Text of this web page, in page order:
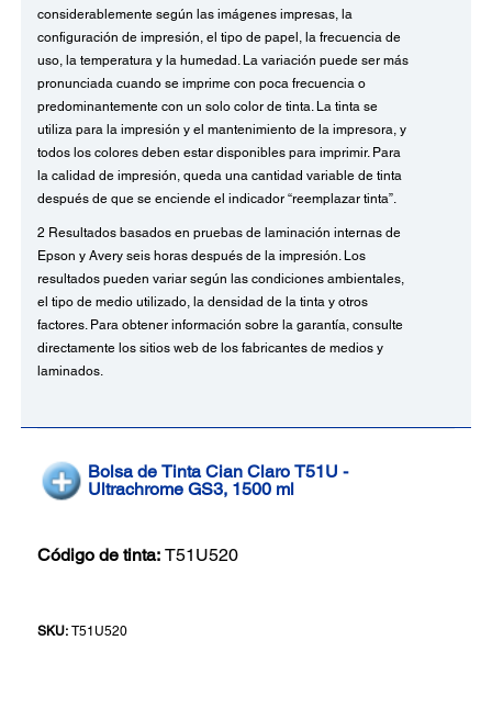
considerablemente según las imágenes impresas, la
configuración de impresión, el tipo de papel, la frecuencia de
uso, la temperatura y la humedad. La variación puede ser más
pronunciada cuando se imprime con poca frecuencia o
predominantemente con un solo color de tinta. La tinta se
utiliza para la impresión y el mantenimiento de la impresora, y
todos los colores deben estar disponibles para imprimir. Para
la calidad de impresión, queda una cantidad variable de tinta
después de que se enciende el indicador “reemplazar tinta”.
2 Resultados basados ​​en pruebas de laminación internas de
Epson y Avery seis horas después de la impresión. Los
resultados pueden variar según las condiciones ambientales,
el tipo de medio utilizado, la densidad de la tinta y otros
factores. Para obtener información sobre la garantía, consulte
directamente los sitios web de los fabricantes de medios y
laminados.
Bolsa de Tinta Cian Claro T51U -
Ultrachrome GS3, 1500 ml
Código de tinta: T51U520
SKU: T51U520